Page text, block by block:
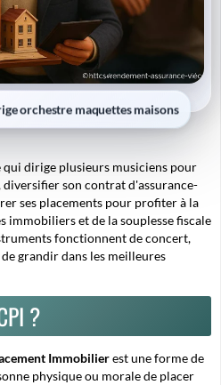
orchestre maquettes maisons
dirige plusieurs musiciens pour
son contrat d'assurance-
ses placements pour profiter à la
immobiliers et de la souplesse fiscale
fonctionnent de concert,
grandir dans les meilleures
?
Immobilierest une forme de
physique ou morale de placer